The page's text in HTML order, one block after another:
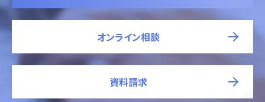
オンライン相談
資料請求